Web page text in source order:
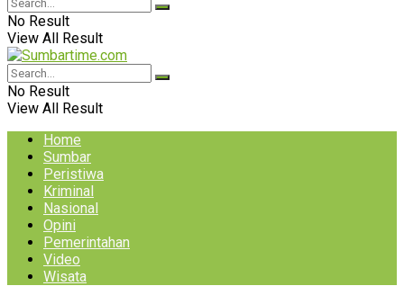
No Result
View All Result
No Result
View All Result
Home
Sumbar
Peristiwa
Kriminal
Nasional
Opini
Pemerintahan
Video
Wisata